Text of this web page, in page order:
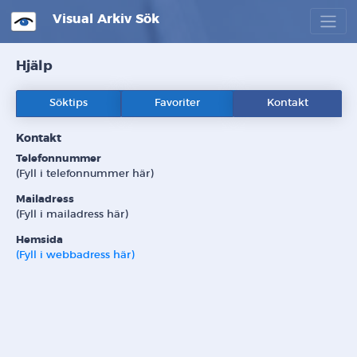
Visual Arkiv Sök
Hjälp
Söktips Favoriter Kontakt
Kontakt
Telefonnummer
(Fyll i telefonnummer här)
Mailadress
(Fyll i mailadress här)
Hemsida
(Fyll i webbadress här)